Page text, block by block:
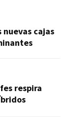
cajas
respira